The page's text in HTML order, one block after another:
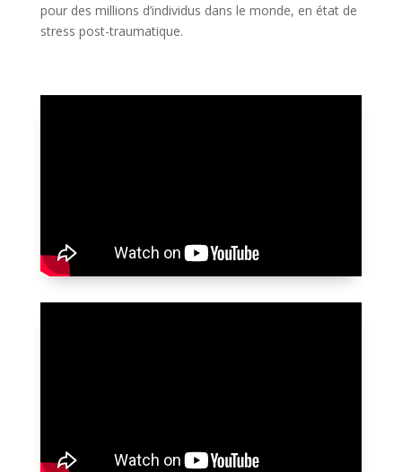
pour des millions d’individus dans le monde, en état de
stress post-traumatique.